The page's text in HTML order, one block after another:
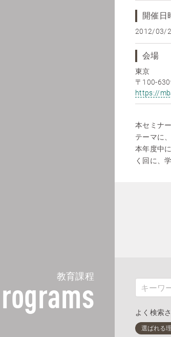
教育課程
開催日
2012/03/
会場
東京
〒100-
https://
本セミナ
テーマに
本年度中
く回に、
よく検索